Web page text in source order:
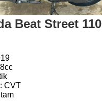
Beat Street 110
CVT